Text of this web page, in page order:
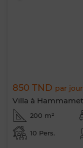
850 TND par jour
Villa à Hammamet
200 m²
10 Pers.